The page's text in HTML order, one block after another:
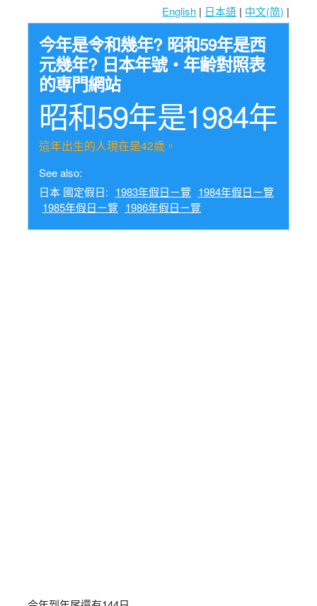
English | 日本語 | 中文(简) |
今年是令和幾年? 昭和59年是西
元幾年? 日本年號・年齢對照表
的専門網站
昭和59年是1984年
這年出生的人現在是42歳。
See also:
日本 國定假日: 1983年假日ㄧ覽 1984年假日ㄧ覽
1985年假日ㄧ覽 1986年假日ㄧ覽